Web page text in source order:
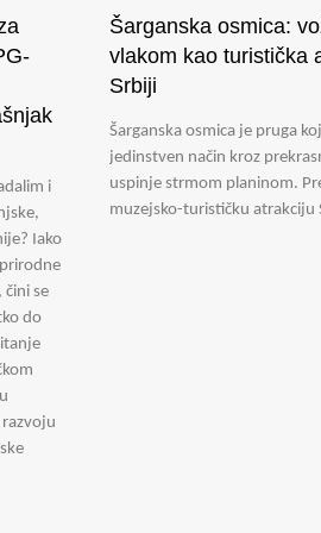
i
Iako
čini se
do
Šarganska osmica:
vlakom kao turistička
Srbiji
Šarganska osmica je pruga
jedinstven način kroz
uspinje strmom planinom.
muzejsko-turističku atrakciju